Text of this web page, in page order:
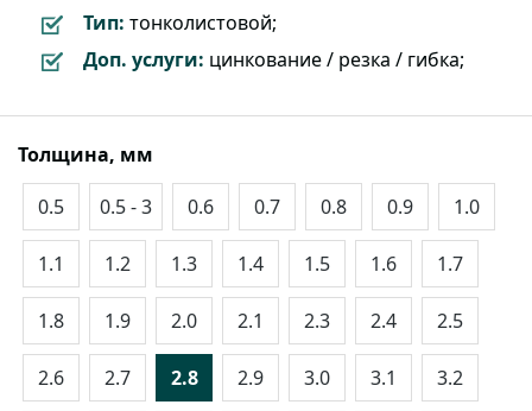
Тип: тонколистовой;
Доп. услуги: цинкование / резка / гибка;
Толщина, мм
0.5
0.5 - 3 0.6 0.7 0.8 0.9 1.0
1.1 1.2 1.3 1.4 1.5 1.6 1.7
1.8 1.9 2.0 2.1 2.3 2.4 2.5
2.6 2.7 2.8 2.9 3.0 3.1 3.2